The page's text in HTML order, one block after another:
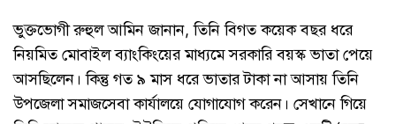
​ভুক্তভোগী রুহুল আমিন জানান, তিনি বিগত কয়েক বছর ধরে
নিয়মিত মোবাইল ব্যাংকিংয়ের মাধ্যমে সরকারি বয়স্ক ভাতা পেয়ে
আসছিলেন। কিন্তু গত ৯ মাস ধরে ভাতার টাকা না আসায় তিনি
উপজেলা সমাজসেবা কার্যালয়ে যোগাযোগ করেন। সেখানে গিয়ে